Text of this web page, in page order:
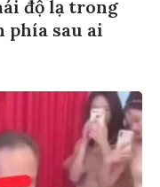
phía sau ai